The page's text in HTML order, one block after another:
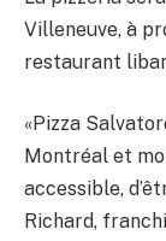
Villeneuve, à
restaurant
«Pizza
Montréal et
accessible,
Richard,